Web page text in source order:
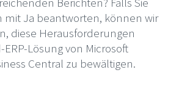
mit Ja beantworten, können wir
diese Herausforderungen
Lösung von Microsoft
Central zu bewältigen.